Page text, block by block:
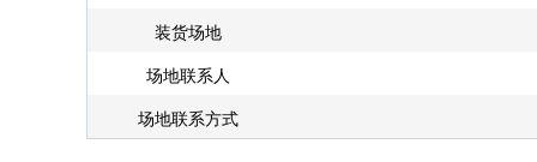
装货场地
场地联系人
场地联系方式